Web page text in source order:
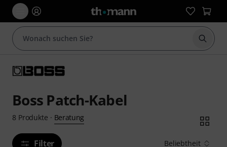
Suche
Boss Patch-Kabel
8 Produkte · Beratung
Filter Beliebtheit